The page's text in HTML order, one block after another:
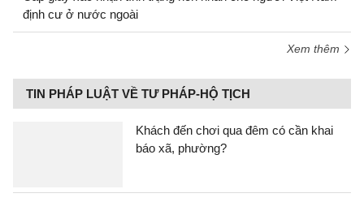
định cư ở nước ngoài
Xem thêm
TIN PHÁP LUẬT VỀ TƯ PHÁP-HỘ TỊCH
Khách đến chơi qua đêm có cần khai
báo xã, phường?